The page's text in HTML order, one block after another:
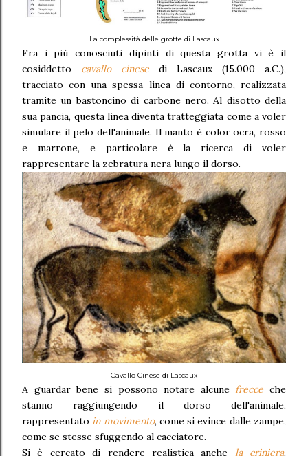
La complessità delle grotte di Lascaux
Fra i più conosciuti dipinti di questa grotta vi è il
cosiddetto cavallo cinese di Lascaux (15.000 a.C.),
tracciato con una spessa linea di contorno, realizzata
tramite un bastoncino di carbone nero. Al disotto della
sua pancia, questa linea diventa tratteggiata come a voler
simulare il pelo dell'animale. Il manto è color ocra, rosso
e marrone, e particolare è la ricerca di voler
rappresentare la zebratura nera lungo il dorso.
Cavallo Cinese di Lascaux
A guardar bene si possono notare alcune frecce che
stanno raggiungendo il dorso dell'animale,
rappresentato in movimento, come si evince dalle zampe,
come se stesse sfuggendo al cacciatore.
Si è cercato di rendere realistica anche la criniera,